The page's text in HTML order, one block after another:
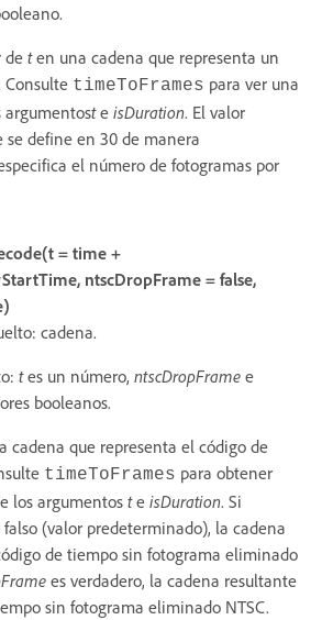
de ten una cadena que representa un
timeToFrames para ver una
argumentoste isDuration. El valor
se define en 30 de manera
el número de fotogramas por
= time +
ntscDropFrame = false,
cadena.
tes un número, ntscDropFrame e
booleanos.
cadena que representa el código de
timeToFrames para obtener
los argumentoste isDuration. Si
falso (valor predeterminado), la cadena
de tiempo sin fotograma eliminado
es verdadero, la cadena resultante
sin fotograma eliminado NTSC.